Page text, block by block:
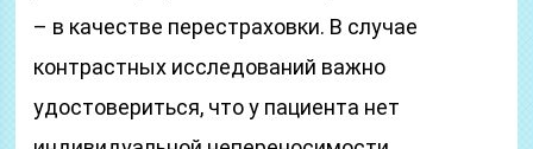
– в качестве перестраховки. В случае
контрастных исследований важно
удостовериться, что у пациента нет